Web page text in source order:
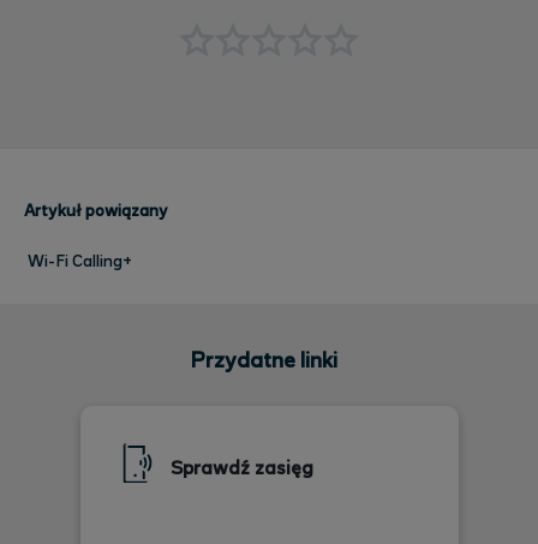
Artykuł powiązany
Wi-Fi Calling+
Przydatne linki
Sprawdź zasięg